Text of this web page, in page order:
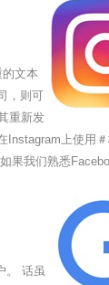
文本
，则可
重新发
上使用
我们熟悉
。 话虽